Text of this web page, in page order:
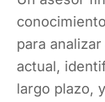
para
actual,
largo plazo,